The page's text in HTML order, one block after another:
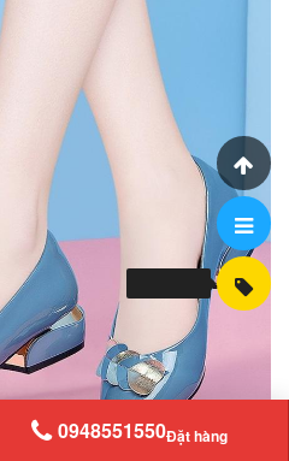
0948551550Đặt hàng